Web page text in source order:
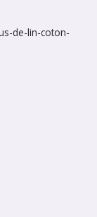
de-lin-coton-